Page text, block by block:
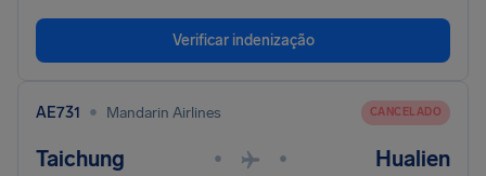
Verificar indenização
AE731 • Mandarin Airlines CANCELADO
Taichung • • Hualien